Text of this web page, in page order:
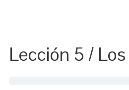
Lección 5 /